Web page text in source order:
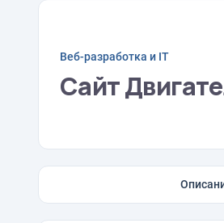
Веб-разработка и IT
Сайт